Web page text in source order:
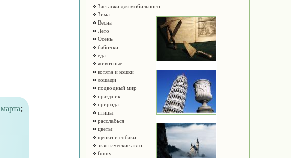
;
Заставки для мобильного
Зима
Весна
Лето
Осень
бабочки
еда
животные
котята и кошки
лошади
подводный мир
праздник
природа
птицы
расслабься
цветы
щенки и собаки
экзотические авто
funny